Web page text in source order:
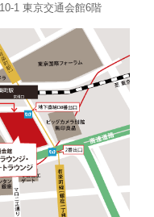
1 東京交通会館6階